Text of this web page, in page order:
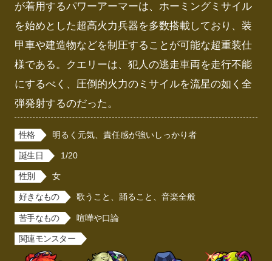
が着用するパワーアーマーは、ホーミングミサイル
を始めとした超高火力兵器を多数搭載しており、装
甲車や建造物などを制圧することが可能な超重装仕
様である。クエリーは、犯人の逃走車両を走行不能
にするべく、圧倒的火力のミサイルを流星の如く全
弾発射するのだった。
性格 明るく元気、責任感が強いしっかり者
誕生日 1/20
性別 女
好きなもの 歌うこと、踊ること、音楽全般
苦手なもの 喧嘩や口論
関連モンスター